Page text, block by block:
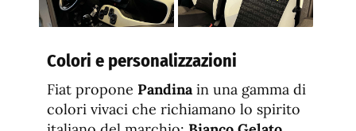
Colori e personalizzazioni
Fiat propone Pandinain una gamma di
colori vivaci che richiamano lo spirito